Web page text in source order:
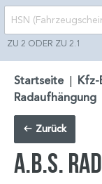
ZU 2 ODER ZU 2.1
Startseite | Kfz-
Radaufhängung
Zurück
A.B.S.